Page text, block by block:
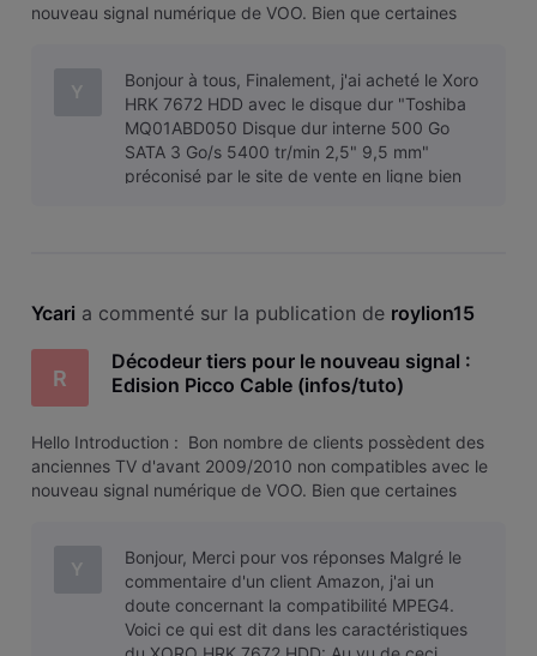
nouveau signal numérique de VOO.​​​​​ ​​​​​Bien que certaines
Y
Bonjour à tous, Finalement, j'ai acheté le Xoro
HRK 7672 HDD avec le disque dur "Toshiba
MQ01ABD050 Disque dur interne 500 Go
SATA 3 Go/s 5400 tr/min 2,5" 9,5 mm"
préconisé par le site de vente en ligne bien
Ycari a commenté sur la publication de roylion15
R
Décodeur tiers pour le nouveau signal :
Edision Picco Cable (infos/tuto)
​​​​​Hello​​​​​ ​​​​​Introduction : ​​​​​ ​​​​​Bon nombre de clients possèdent des
anciennes TV d'avant 2009/2010 non compatibles avec le
nouveau signal numérique de VOO.​​​​​ ​​​​​Bien que certaines
Y
Bonjour, Merci pour vos réponses Malgré le
commentaire d'un client Amazon, j'ai un
doute concernant la compatibilité MPEG4.
Voici ce qui est dit dans les caractéristiques